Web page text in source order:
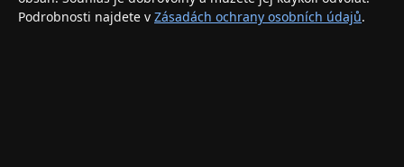
Doprava a doručení
Podrobnosti najdete v Zásadách ochrany osobních údajů.